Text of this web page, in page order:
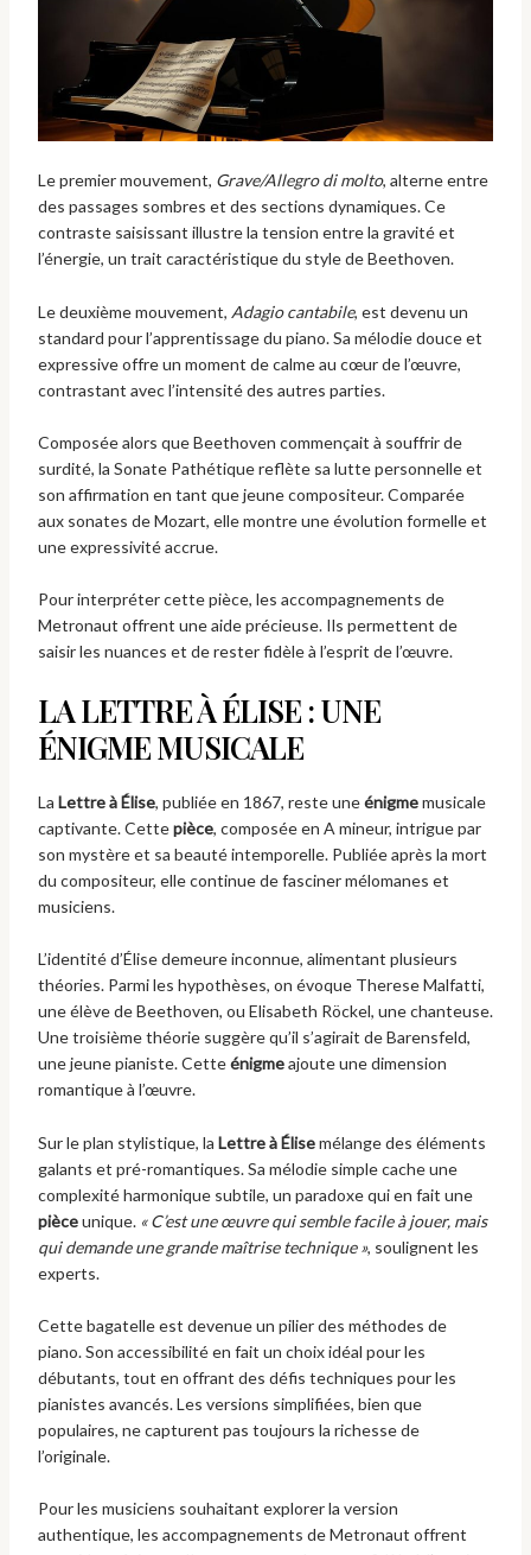
Le premier mouvement, Grave/Allegro di molto, alterne entre
des passages sombres et des sections dynamiques. Ce
contraste saisissant illustre la tension entre la gravité et
l’énergie, un trait caractéristique du style de Beethoven.
Le deuxième mouvement, Adagio cantabile, est devenu un
standard pour l’apprentissage du piano. Sa mélodie douce et
expressive offre un moment de calme au cœur de l’œuvre,
contrastant avec l’intensité des autres parties.
Composée alors que Beethoven commençait à souffrir de
surdité, la Sonate Pathétique reflète sa lutte personnelle et
son affirmation en tant que jeune compositeur. Comparée
aux sonates de Mozart, elle montre une évolution formelle et
une expressivité accrue.
Pour interpréter cette pièce, les accompagnements de
Metronaut offrent une aide précieuse. Ils permettent de
saisir les nuances et de rester fidèle à l’esprit de l’œuvre.
LA LETTRE À ÉLISE : UNE
ÉNIGME MUSICALE
La Lettre à Élise, publiée en 1867, reste uneénigmemusicale
captivante. Cettepièce, composée en A mineur, intrigue par
son mystère et sa beauté intemporelle. Publiée après la mort
du compositeur, elle continue de fasciner mélomanes et
musiciens.
L’identité d’Élise demeure inconnue, alimentant plusieurs
théories. Parmi les hypothèses, on évoque Therese Malfatti,
une élève de Beethoven, ou Elisabeth Röckel, une chanteuse.
Une troisième théorie suggère qu’il s’agirait de Barensfeld,
une jeune pianiste. Cetteénigmeajoute une dimension
romantique à l’œuvre.
Sur le plan stylistique, la Lettre à Élisemélange des éléments
galants et pré-romantiques. Sa mélodie simple cache une
complexité harmonique subtile, un paradoxe qui en fait une
pièceunique. « C’est une œuvre qui semble facile à jouer, mais
qui demande une grande maîtrise technique », soulignent les
experts.
Cette bagatelle est devenue un pilier des méthodes de
piano. Son accessibilité en fait un choix idéal pour les
débutants, tout en offrant des défis techniques pour les
pianistes avancés. Les versions simplifiées, bien que
populaires, ne capturent pas toujours la richesse de
l’originale.
Pour les musiciens souhaitant explorer la version
authentique, les accompagnements de Metronaut offrent